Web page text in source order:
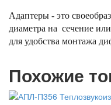
Адаптеры - это
диаметра на сечение
для удобства монтажа
Похожие